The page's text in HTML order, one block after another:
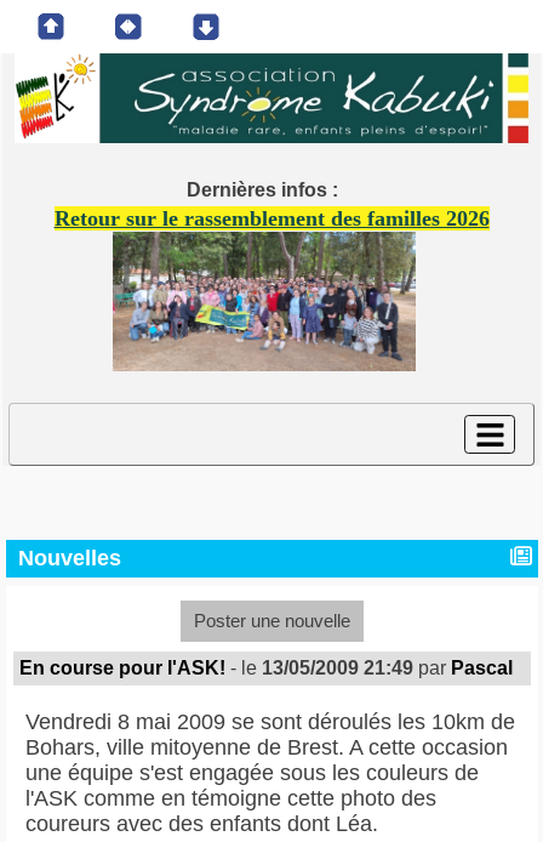
Dernières infos :
Retour sur le rassemblement des familles 2026
Nouvelles
Poster une nouvelle
En course pour l'ASK! - le 13/05/2009 21:49par Pascal
Vendredi 8 mai 2009 se sont déroulés les 10km de
Bohars, ville mitoyenne de Brest. A cette occasion
une équipe s'est engagée sous les couleurs de
l'ASK comme en témoigne cette photo des
coureurs avec des enfants dont Léa.